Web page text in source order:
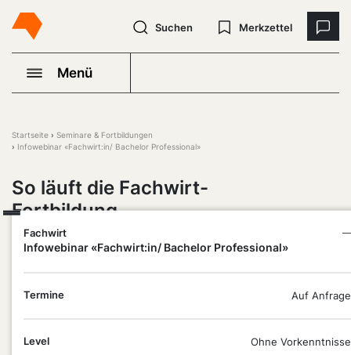
Suchen Merkzettel
Menü
Fachwirt
Infowebinar «Fachwirt:in/ Bachelor Professional»
—
Termine Auf Anfrage
Level Ohne Vorkenntnisse
Startseite
Seminare & Fortbildungen
Infowebinar «Fachwirt:in/ Bachelor Professional»
So läuft die Fachwirt-
Fortbildung
Alle vier Fortbildungen auf einen
Blick
Professional erfahren? Du bist dir noch unsicher,